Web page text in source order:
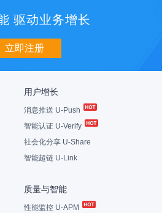
驱动业务增长
立即注册
用户增长
消息推送 U-Push
智能认证 U-Verify
社会化分享 U-Share
智能超链 U-Link
质量与智能
性能监控 U-APM